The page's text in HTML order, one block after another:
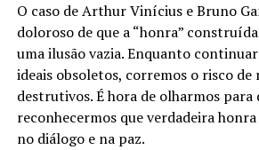
O caso de Arthur Vinícius e Bruno
doloroso de que a “honra”
uma ilusão vazia. Enquanto
ideais obsoletos, corremos o risco
destrutivos. É hora de olharmos para
reconhecermos que verdadeira
no diálogo e na paz.